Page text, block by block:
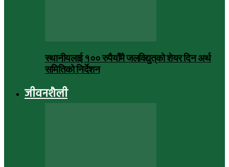
स्थानीयलाई १०० रुपैयाँमै जलविद्युत्‌को शेयर दिन अर्थ
समितिको निर्देशन
जीवनशैली